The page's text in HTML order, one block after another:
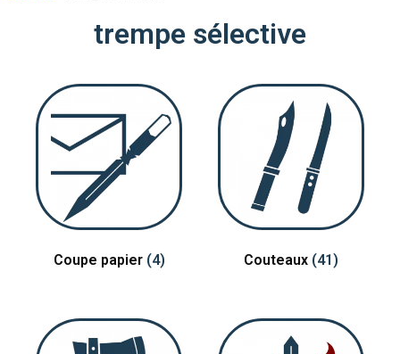
trempe sélective
Coupe papier (4) Couteaux (41)